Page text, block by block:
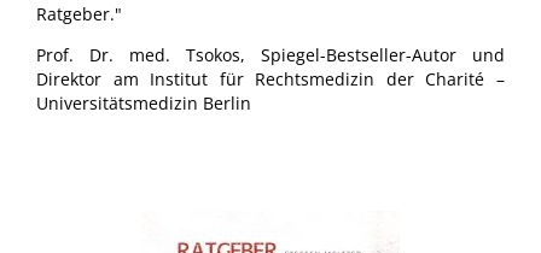
Ratgeber."
Prof. Dr. med. Tsokos, Spiegel-Bestseller-Autor und
Direktor am Institut für Rechtsmedizin der Charité –
Universitätsmedizin Berlin